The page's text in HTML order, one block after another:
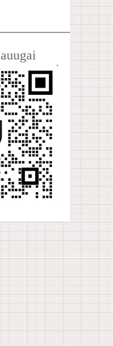
auugai